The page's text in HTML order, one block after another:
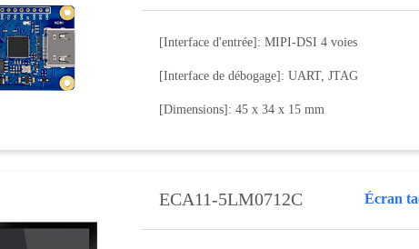
[Interface d'entrée]: MIPI-DSI 4 voies
[Interface de débogage]: UART, JTAG
[Dimensions]: 45 x 34 x 15 mm
ECA11-5LM0712C